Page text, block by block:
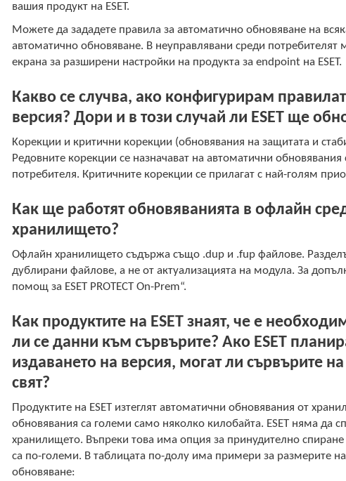
вашия продукт на ESET.
Можете да зададете правила за автоматично обновяване на
автоматично обновяване. В неуправлявани среди
екрана за разширени настройки на продукта за endpoint на ESET.
Какво се случва, ако конфигурирам
версия? Дори и в този случай ли ESET ще
Kорекции и критични корекции (обновявания на защитата и
Редовните корекции се назначават на автоматични
потребителя. Критичните корекции се прилагат с най-голям
Как ще работят обновяванията в офлайн
хранилището?
Офлайн хранилището съдържа също .dup и .fup файлове.
дублирани файлове, а не от актуализацията на модула. За
помощ за ESET PROTECT On-Prem“.
Как продуктите на ESET знаят, че е
ли се данни към сървърите? Ако ESET
издаването на версия, могат ли сървърите
свят?
Продуктите на ESET изтеглят автоматични обновявания от
обновявания са големи само няколко килобайта. ESET няма да
хранилището. Въпреки това има опция за принудително
са по-големи. В таблицата по-долу има примери за размерите
обновяване: